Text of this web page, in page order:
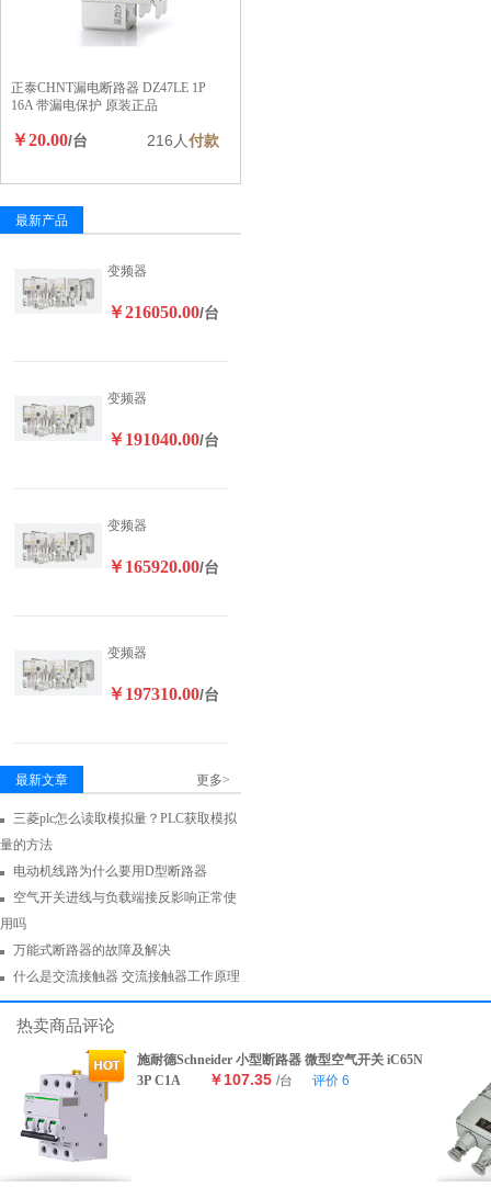
正泰CHNT漏电断路器 DZ47LE 1P
16A 带漏电保护 原装正品
￥20.00/台 216人付款
最新产品
变频器
￥216050.00/台
变频器
￥191040.00/台
变频器
￥165920.00/台
变频器
￥197310.00/台
最新文章 更多>
三菱plc怎么读取模拟量？PLC获取模拟
量的方法
电动机线路为什么要用D型断路器
空气开关进线与负载端接反影响正常使
用吗
万能式断路器的故障及解决
什么是交流接触器 交流接触器工作原理
热卖商品评论
施耐德Schneider 小型断路器 微型空气开关 iC65N
3P C1A
￥107.35 /台 评价 6